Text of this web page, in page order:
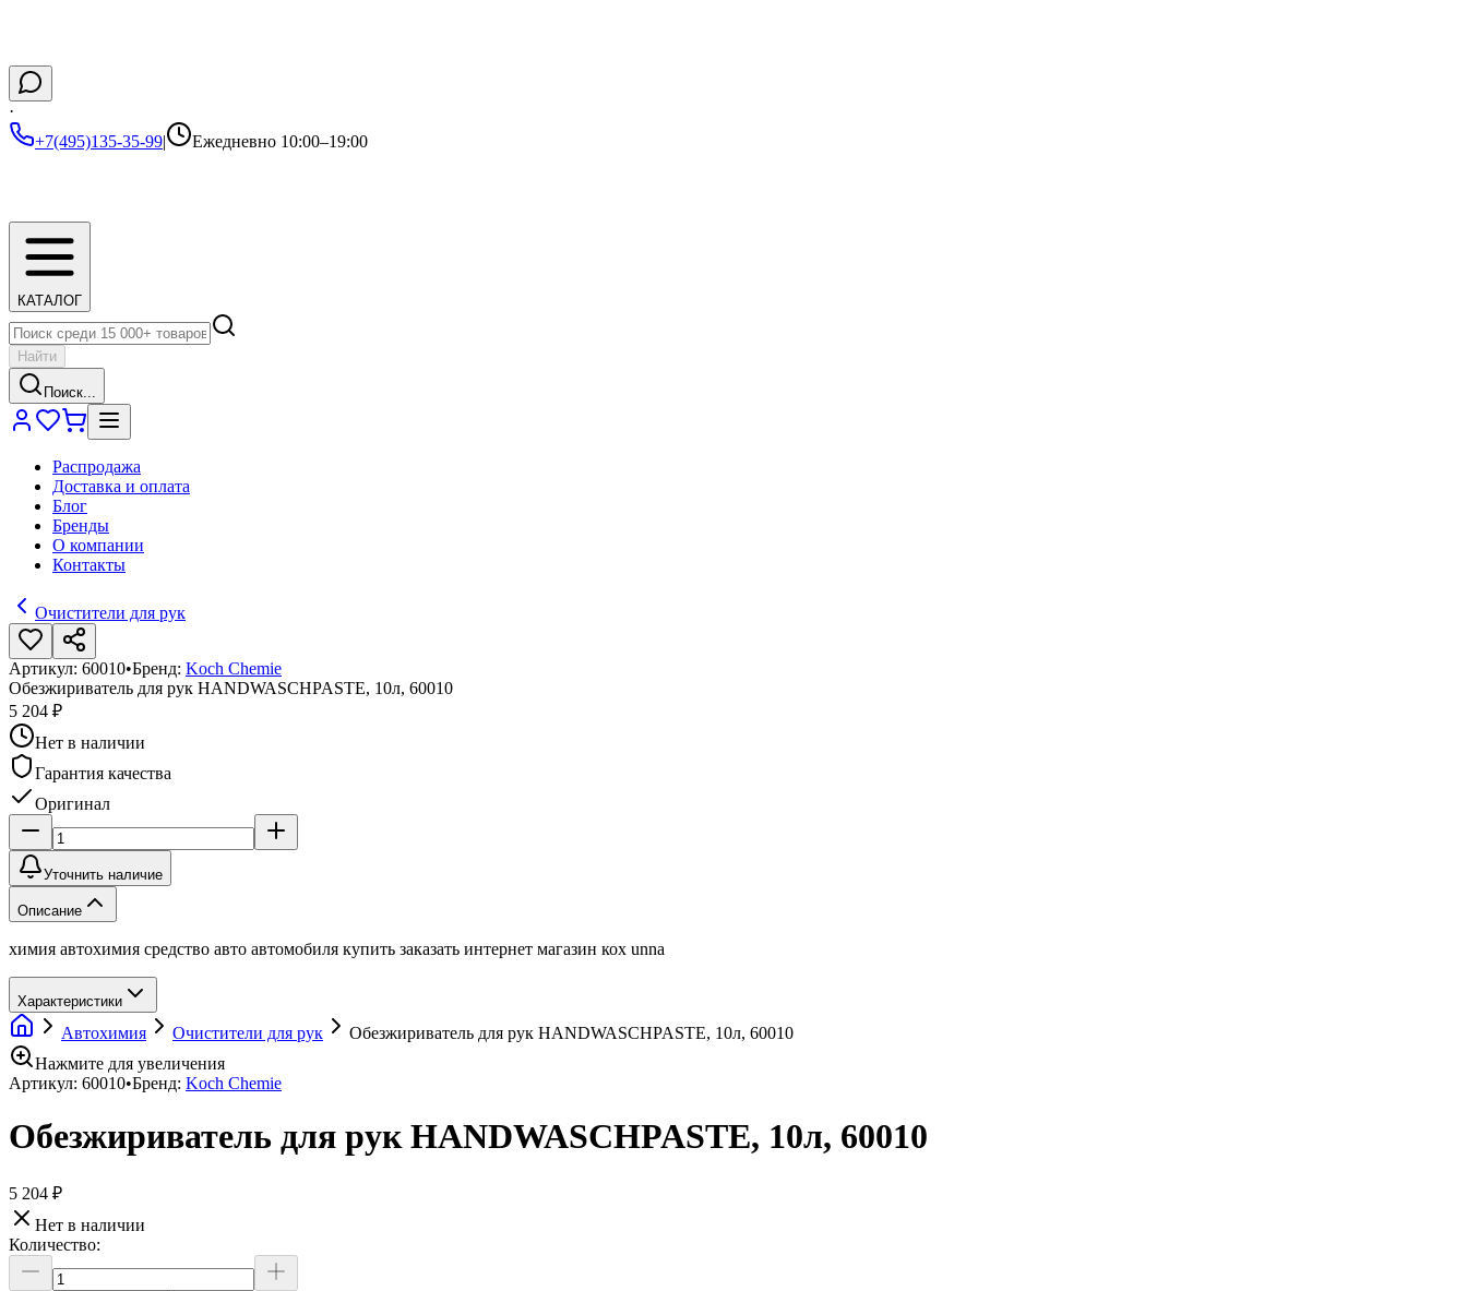
·
+7(495)135-35-99| Ежедневно 10:00–19:00
КАТАЛОГ
Найти
Поиск...
Распродажа
Доставка и оплата
Блог
Бренды
О компании
Контакты
Очистители для рук
Артикул: 60010•Бренд: Koch Chemie
Обезжириватель для рук HANDWASCHPASTE, 10л, 60010
5 204 ₽
Нет в наличии
Гарантия качества
Оригинал
Уточнить наличие
Описание
химия автохимия средство авто автомобиля купить заказать интернет магазин кох unna
Характеристики
Автохимия Очистители для рук
Обезжириватель для рук HANDWASCHPASTE, 10л, 60010
Нажмите для увеличения
Артикул: 60010•Бренд: Koch Chemie
Обезжириватель для рук HANDWASCHPASTE, 10л, 60010
5 204 ₽
Нет в наличии
Количество: